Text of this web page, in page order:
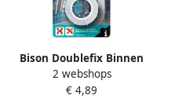
Bison Doublefix Binnen
Dcrd 1.5M*6 Nlfr 1493044
2 webshops
€ 4,89